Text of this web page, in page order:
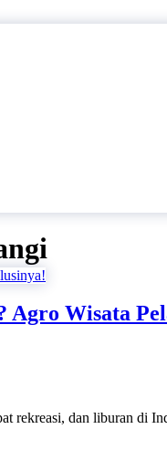
Wisata
rekreasi, dan liburan di